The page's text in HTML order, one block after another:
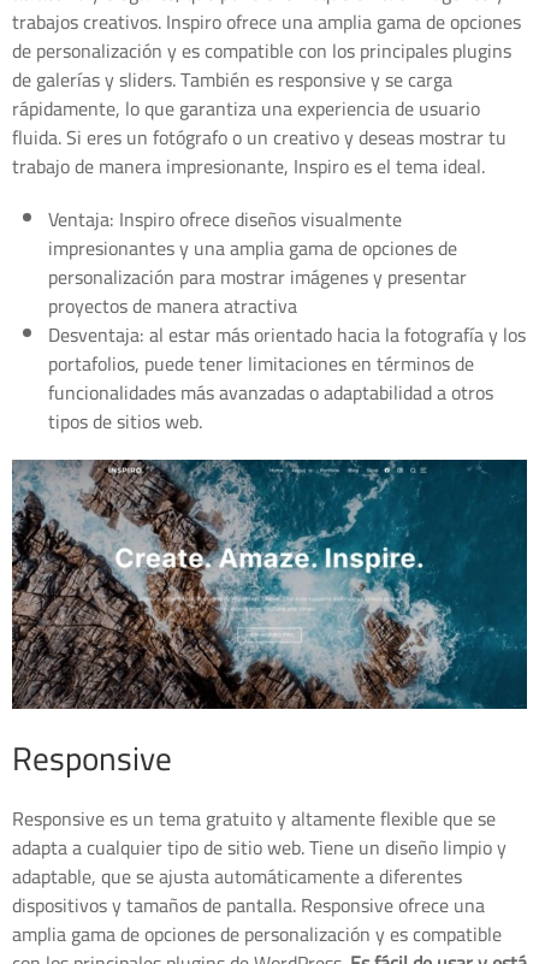
trabajos creativos. Inspiro ofrece una amplia gama de opciones
de personalización y es compatible con los principales plugins
de galerías y sliders. También es responsive y se carga
rápidamente, lo que garantiza una experiencia de usuario
fluida. Si eres un fotógrafo o un creativo y deseas mostrar tu
trabajo de manera impresionante, Inspiro es el tema ideal.
Ventaja: Inspiro ofrece diseños visualmente
impresionantes y una amplia gama de opciones de
personalización para mostrar imágenes y presentar
proyectos de manera atractiva
Desventaja: al estar más orientado hacia la fotografía y los
portafolios, puede tener limitaciones en términos de
funcionalidades más avanzadas o adaptabilidad a otros
tipos de sitios web.
Responsive
Responsive es un tema gratuito y altamente flexible que se
adapta a cualquier tipo de sitio web. Tiene un diseño limpio y
adaptable, que se ajusta automáticamente a diferentes
dispositivos y tamaños de pantalla. Responsive ofrece una
amplia gama de opciones de personalización y es compatible